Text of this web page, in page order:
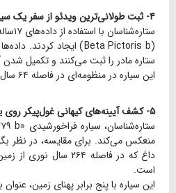
۴- ثبت طولانی‌ترین ویدئو از سفر یک سیاره فراخورشیدی
ستاره‌شناسان با استفاده از داده‌های ۱۷ساله، ویدئویی را از مدار سیاره فراخورشیدی «بتا سه‌پایه بی»
ستاره مادر را ثبت می‌کنند و تکمیل شدن آن ۲۳سال زمینی طول
این سیاره در منظومه‌ای در فاصله ۶۴ سال نوری از زمین قرار دارد و جرم آن ۱۲ برابر سیاره مشتری است.
۵- کشف آیینه‌های کیهانی غول‌پیکر روی یک سیاره
داغ که در فاصله ۲۶۴
است.
این سیاره با پنج برابر پهنای زمین،